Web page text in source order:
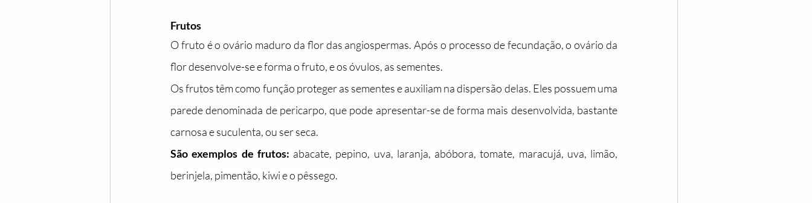
Frutos
O fruto é o ovário maduro da flor das angiospermas. Após o processo de fecundação, o ovário da
flor desenvolve-se e forma o fruto, e os óvulos, as sementes.
Os frutos têm como função proteger as sementes e auxiliam na dispersão delas. Eles possuem uma
parede denominada de pericarpo, que pode apresentar-se de forma mais desenvolvida, bastante
carnosa e suculenta, ou ser seca.
São exemplos de frutos: abacate, pepino, uva, laranja, abóbora, tomate, maracujá, uva, limão,
berinjela, pimentão, kiwi e o pêssego.